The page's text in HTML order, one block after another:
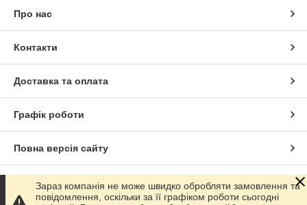
Про нас
Контакти
Доставка та оплата
Графік роботи
Повна версія сайту
Сайт створено на маркетплейсі Prom.ua
Зараз компанія не може швидко обробляти замовлення та
повідомлення, оскільки за її графіком роботи сьогодні